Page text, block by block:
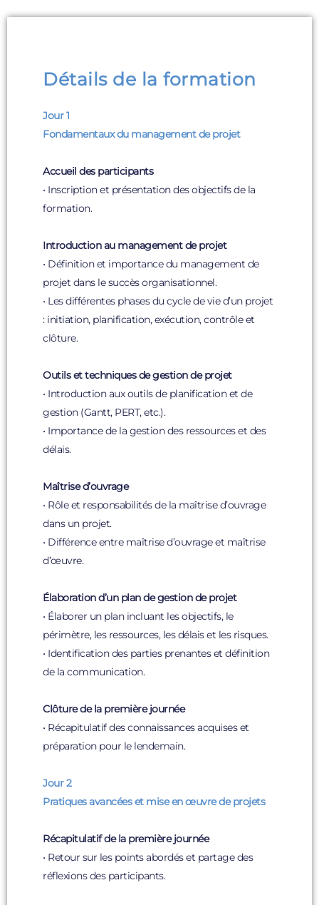
Détails de la formation
Jour 1
Fondamentaux du management de projet
Accueil des participants
• Inscription et présentation des objectifs de la
formation.
Introduction au management de projet
• Définition et importance du management de
projet dans le succès organisationnel.
• Les différentes phases du cycle de vie d’un projet
: initiation, planification, exécution, contrôle et
clôture.
Outils et techniques de gestion de projet
• Introduction aux outils de planification et de
gestion (Gantt, PERT, etc.).
• Importance de la gestion des ressources et des
délais.
Maîtrise d’ouvrage
• Rôle et responsabilités de la maîtrise d’ouvrage
dans un projet.
• Différence entre maîtrise d’ouvrage et maîtrise
d’œuvre.
Élaboration d’un plan de gestion de projet
• Élaborer un plan incluant les objectifs, le
périmètre, les ressources, les délais et les risques.
• Identification des parties prenantes et définition
de la communication.
Clôture de la première journée
• Récapitulatif des connaissances acquises et
préparation pour le lendemain.
Jour 2
Pratiques avancées et mise en œuvre de projets
Récapitulatif de la première journée
• Retour sur les points abordés et partage des
réflexions des participants.